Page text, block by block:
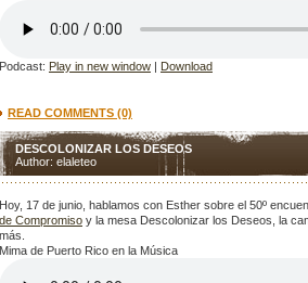
Podcast: Play in new window | Download
READ COMMENTS (0)
DESCOLONIZAR LOS DESEOS
Author: elaleteo
Hoy, 17 de junio, hablamos con Esther sobre el 50º
de Compromiso y la mesa Descolonizar los Deseos, la
más.
Mima de Puerto Rico en la Música